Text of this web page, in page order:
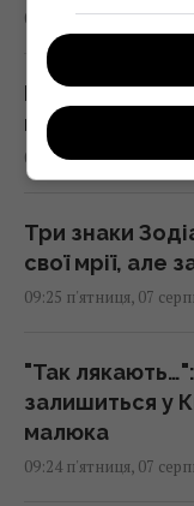
09:30 п'ятниця, 07
Пенсія без
пенсіонер,
09:30 п'ятниця, 07
Три знаки
свої мрії, але
09:25 п'ятниця, 07
"Так лякають…":
залишиться у
малюка
09:24 п'ятниця, 07